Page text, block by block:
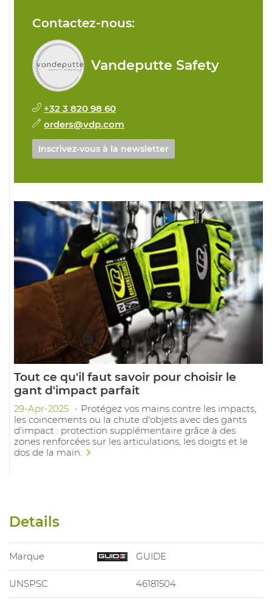
Contactez-nous:
Vandeputte Safety
+32 3 820 98 60
orders@vdp.com
Inscrivez-vous à la newsletter
Tout ce qu'il faut savoir pour choisir le
gant d'impact parfait
29-Apr-2025
Protégez vos mains contre les impacts,
les coincements ou la chute d'objets avec des gants
d'impact : protection supplémentaire grâce à des
zones renforcées sur les articulations, les doigts et le
dos de la main.
Details
Marque GUIDE
UNSPSC 46181504